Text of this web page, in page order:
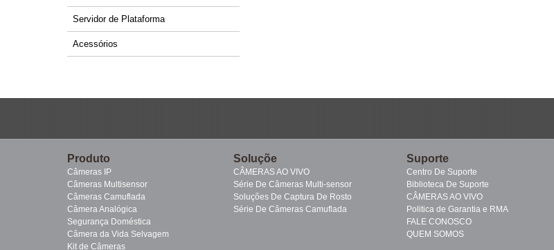
Servidor de Plataforma
Acessórios
Produto
Câmeras IP
Câmeras Multisensor
Câmeras Camuflada
Câmera Analógica
Segurança Doméstica
Câmera da Vida Selvagem
Kit de Câmeras
Soluçõe
CÂMERAS AO VIVO
Série De Câmeras Multi-sensor
Soluções De Captura De Rosto
Série De Câmeras Camuflada
Suporte
Centro De Suporte
Biblioteca De Suporte
CÂMERAS AO VIVO
Politica de Garantia e RMA
FALE CONOSCO
QUEM SOMOS